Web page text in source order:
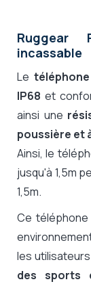
Ruggear
incassable
Le
IP68 et
ainsi une
poussière et
Ainsi, le
jusqu'à 1,5m
1,5m.
Ce
les
des sports